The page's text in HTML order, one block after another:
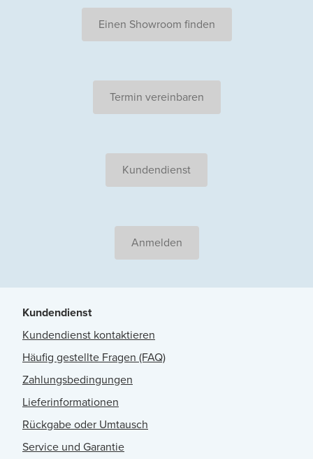
Einen Showroom finden
Termin vereinbaren
Kundendienst
Anmelden
Kundendienst
Kundendienst kontaktieren
Häufig gestellte Fragen (FAQ)
Zahlungsbedingungen
Lieferinformationen
Rückgabe oder Umtausch
Service und Garantie